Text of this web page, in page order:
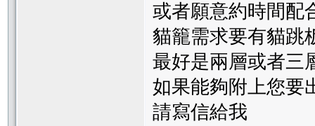
或者願意約時間配
貓籠需求要有貓跳
最好是兩層或者三
如果能夠附上您要
請寫信給我